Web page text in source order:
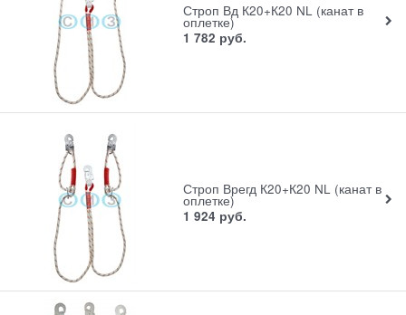
Строп Вд К20+К20 NL (канат в
оплетке)
1 782 руб.
Строп Врегд К20+К20 NL (канат в
оплетке)
1 924 руб.